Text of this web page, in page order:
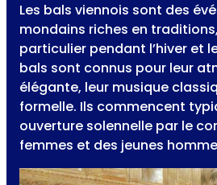
Les bals viennois sont des
mondains riches en
particulier pendant l’hiver et
bals sont connus pour leur
élégante, leur musique
formelle. Ils commencent
ouverture solennelle par le
femmes et des jeunes